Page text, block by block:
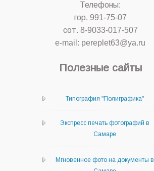
Телефоны:
гор. 991-75-07
сот. 8-9033-017-507
e-mail: pereplet63@ya.ru
Полезные сайты
Типография "Полиграфика"
Экспресс печать фотографий в
Самаре
Мгновенное фото на документы в